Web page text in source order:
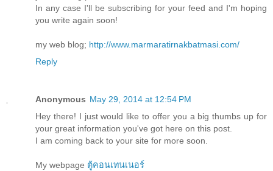
In any case I'll be subscribing for your feed and I'm hoping
you write again soon!
my web blog; http://www.marmaratirnakbatmasi.com/
Reply
Anonymous May 29, 2014 at 12:54 PM
Hey there! I just would like to offer you a big thumbs up for
your great information you've got here on this post.
I am coming back to your site for more soon.
My webpage ตู้คอนเทนเนอร์